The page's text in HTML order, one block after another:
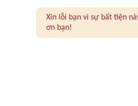
Xin lỗi bạn vì sự bất tiện
ơn bạn!